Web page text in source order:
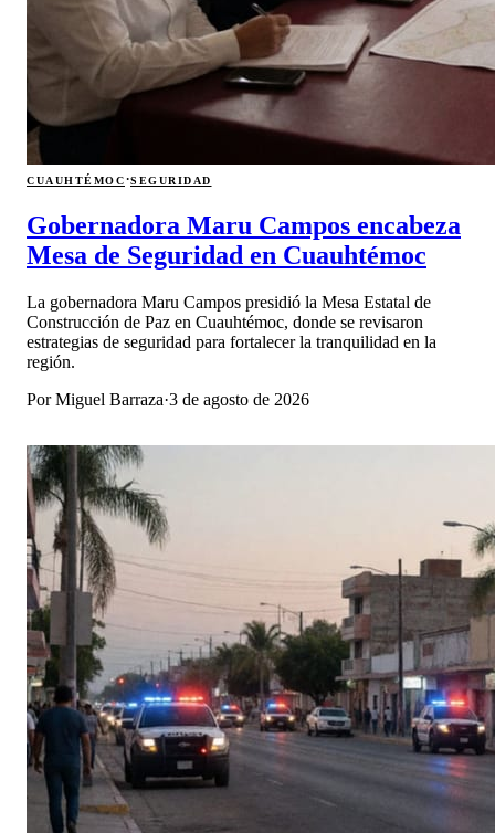
CUAUHTÉMOC·SEGURIDAD
Gobernadora Maru Campos encabeza
Mesa de Seguridad en Cuauhtémoc
La gobernadora Maru Campos presidió la Mesa Estatal de
Construcción de Paz en Cuauhtémoc, donde se revisaron
estrategias de seguridad para fortalecer la tranquilidad en la
región.
PorMiguel Barraza·3 de agosto de 2026